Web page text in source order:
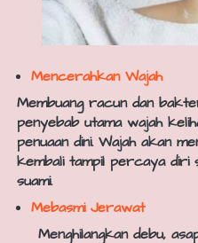
Mencerahkan Wajah
Membuang racun dan
penyebab utama wajah
penuaan dini. Wajah akan
kembali tampil percaya diri
suami.
Mebasmi Jerawat